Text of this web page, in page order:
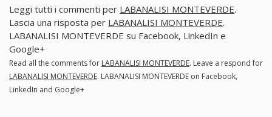
Leggi tutti i commenti per LABANALISI MONTEVERDE.
Lascia una risposta per LABANALISI MONTEVERDE.
LABANALISI MONTEVERDE su Facebook, LinkedIn e
Google+
Read all the comments for LABANALISI MONTEVERDE. Leave a respond for
LABANALISI MONTEVERDE. LABANALISI MONTEVERDE on Facebook,
LinkedIn and Google+